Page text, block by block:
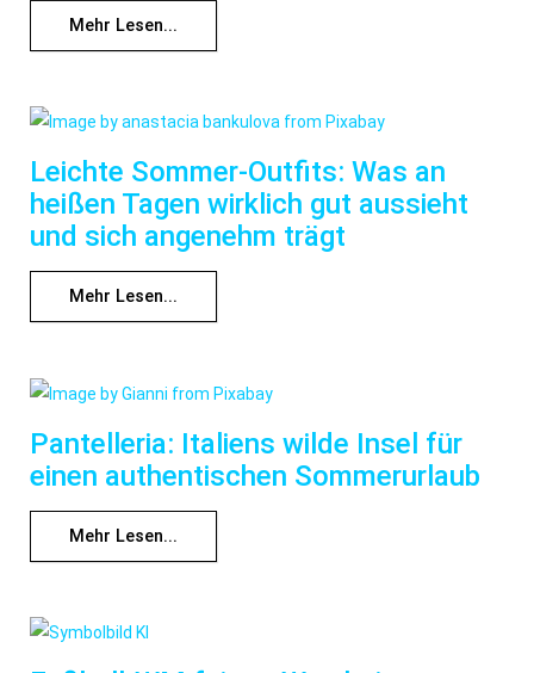
Mehr Lesen...
Leichte Sommer-Outfits: Was an
heißen Tagen wirklich gut aussieht
und sich angenehm trägt
Mehr Lesen...
Pantelleria: Italiens wilde Insel für
einen authentischen Sommerurlaub
Mehr Lesen...